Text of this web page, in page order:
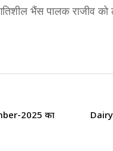
भैंस पालक राजीव को
2025 का